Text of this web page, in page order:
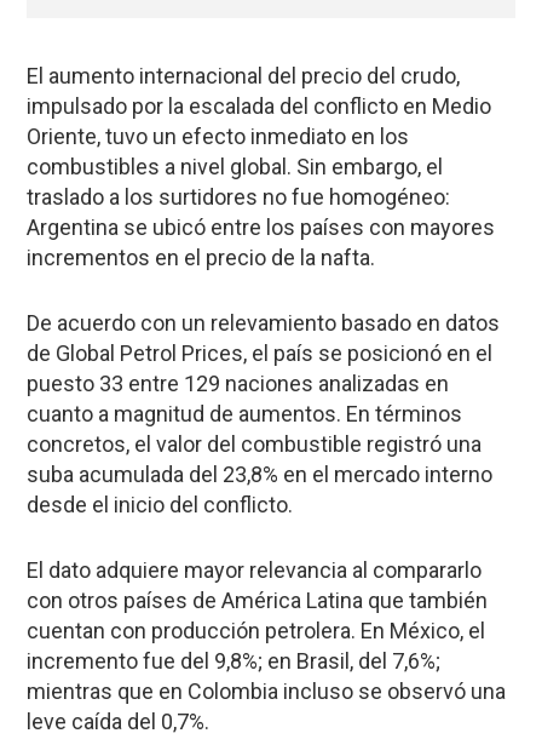
El aumento internacional del precio del crudo,
impulsado por la escalada del conflicto en Medio
Oriente, tuvo un efecto inmediato en los
combustibles a nivel global. Sin embargo, el
traslado a los surtidores no fue homogéneo:
Argentina se ubicó entre los países con mayores
incrementos en el precio de la nafta.
De acuerdo con un relevamiento basado en datos
de Global Petrol Prices, el país se posicionó en el
puesto 33 entre 129 naciones analizadas en
cuanto a magnitud de aumentos. En términos
concretos, el valor del combustible registró una
suba acumulada del 23,8% en el mercado interno
desde el inicio del conflicto.
El dato adquiere mayor relevancia al compararlo
con otros países de América Latina que también
cuentan con producción petrolera. En México, el
incremento fue del 9,8%; en Brasil, del 7,6%;
mientras que en Colombia incluso se observó una
leve caída del 0,7%.